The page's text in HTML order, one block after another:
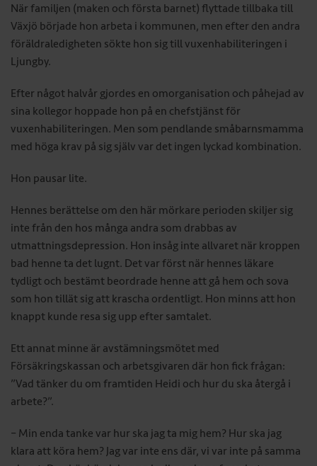
När familjen (maken och första barnet) flyttade tillbaka till
Växjö började hon arbeta i kommunen, men efter den andra
föräldraledigheten sökte hon sig till vuxenhabiliteringen i
Ljungby.
Efter något halvår gjordes en omorganisation och påhejad av
sina kollegor hoppade hon på en chefstjänst för
vuxenhabiliteringen. Men som pendlande småbarnsmamma
med höga krav på sig själv var det ingen lyckad kombination.
Hon pausar lite.
Hennes berättelse om den här mörkare perioden skiljer sig
inte från den hos många andra som drabbas av
utmattningsdepression. Hon insåg inte allvaret när kroppen
bad henne ta det lugnt. Det var först när hennes läkare
tydligt och bestämt beordrade henne att gå hem och sova
som hon tillät sig att krascha ordentligt. Hon minns att hon
knappt kunde resa sig upp efter samtalet.
Ett annat minne är avstämningsmötet med
Försäkringskassan och arbetsgivaren där hon fick frågan:
”Vad tänker du om framtiden Heidi och hur du ska återgå i
arbete?”.
– Min enda tanke var hur ska jag ta mig hem? Hur ska jag
klara att köra hem? Jag var inte ens där, vi var inte på samma